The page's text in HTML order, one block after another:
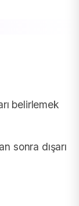
belirlemek
sonra dışarı